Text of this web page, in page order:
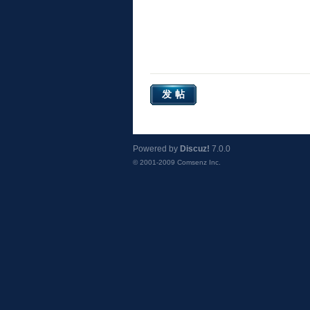
发帖
Powered by Discuz! 7.0.0
© 2001-2009 Comsenz Inc.